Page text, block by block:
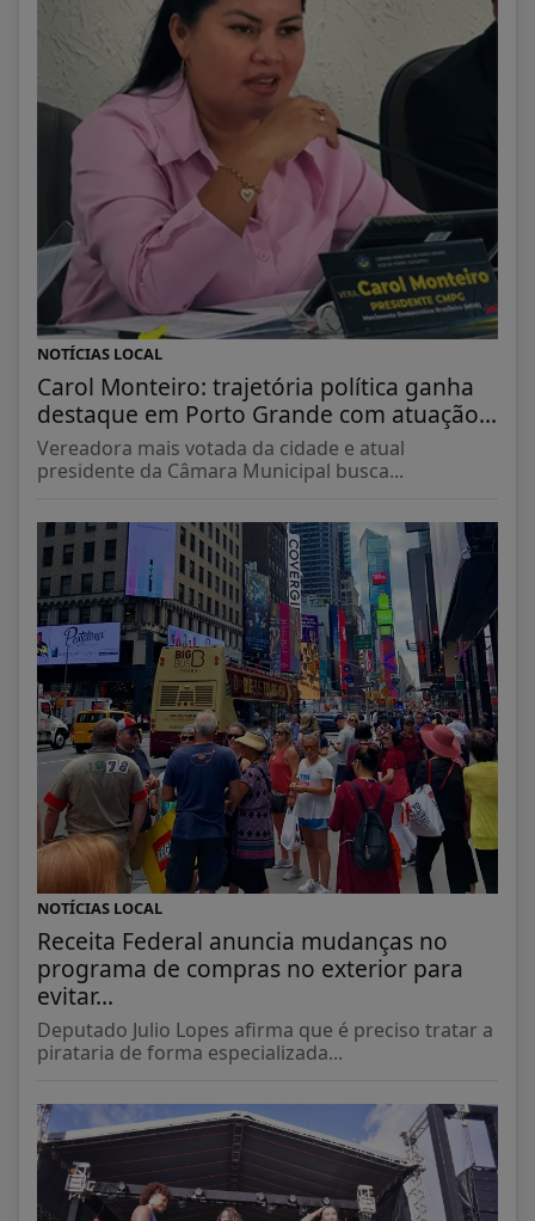
NOTÍCIAS LOCAL
Carol Monteiro: trajetória política ganha
destaque em Porto Grande com atuação...
Vereadora mais votada da cidade e atual
presidente da Câmara Municipal busca...
NOTÍCIAS LOCAL
Receita Federal anuncia mudanças no
programa de compras no exterior para
evitar...
Deputado Julio Lopes afirma que é preciso tratar a
pirataria de forma especializada...